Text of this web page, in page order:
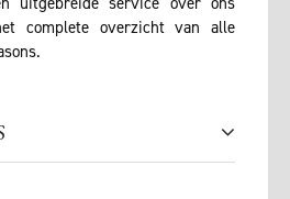
complete overzicht van alle